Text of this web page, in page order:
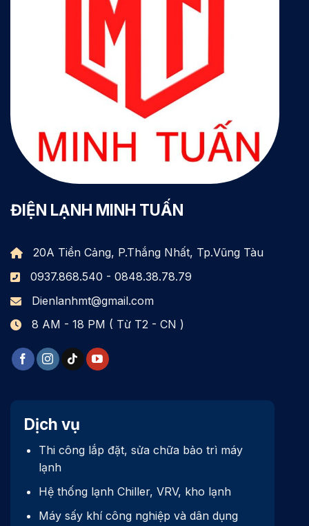
ĐIỆN LẠNH MINH TUẤN
20A Tiền Cảng, P.Thắng Nhất, Tp.Vũng Tàu
0937.868.540 - 0848.38.78.79
Dienlanhmt@gmail.com
8 AM - 18 PM ( Từ T2 - CN )
Dịch vụ
Thi công lắp đặt, sửa chữa bảo trì máy
lạnh
Hệ thống lạnh Chiller, VRV, kho lạnh
Máy sấy khí công nghiệp và dân dụng